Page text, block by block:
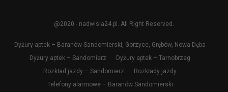
@2020 - nadwisla24.pl. All Right Reserved.
Dyżury aptek – Baranów Sandomierski, Gorzyce, Grębów, Nowa Dęba
Dyżury aptek – Sandomierz
Dyżury aptek – Tarnobrzeg
Rozkład jazdy – Sandomierz
Rozkłady jazdy
Telefony alarmowe – Baranów Sandomierski